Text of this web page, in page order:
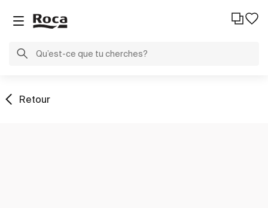
Retour